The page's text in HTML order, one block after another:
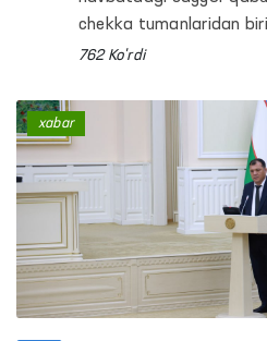
chekka tumanlaridan
o‘tkazildi.
762 Ko'rdi
xabar